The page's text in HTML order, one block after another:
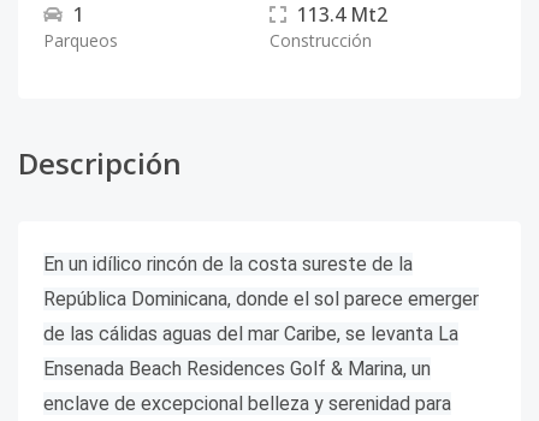
1
Parqueos
113.4 Mt2
Construcción
Descripción
En un idílico rincón de la costa sureste de la
República Dominicana, donde el sol parece emerger
de las cálidas aguas del mar Caribe, se levanta La
Ensenada Beach Residences Golf & Marina, un
enclave de excepcional belleza y serenidad para